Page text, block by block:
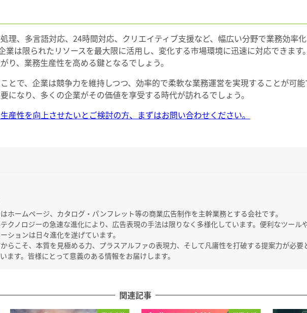
理、多言語対応、24時間対応、クリエイティブ支援など、幅広い分野で業務効率
業は限られたリソースを最大限に活用し、変化する市場環境に迅速に対応できます
り、業務生産性を高める鍵となるでしょう。
とで、企業は競争力を維持しつつ、効率的で柔軟な業務運営を実現することが可
になり、多くの企業がその価値を享受する時代が訪れるでしょう。
性を向上させたいとご検討の方、まずはお問い合わせください。
ホームページ、カタログ・パンフレット等の商業広告制作を主幹業務とする会社です。
クノロジーの急速な進化により、広告表現の手法は限りなく多様化しています。便利なツール
ションは日々進化を遂げています。
らこそ、本質を見極める力、プラスアルファの表現力、そして凡庸性を打破する提案力が必要
ます。皆様にとって意義のある情報をお届けします。
関連記事